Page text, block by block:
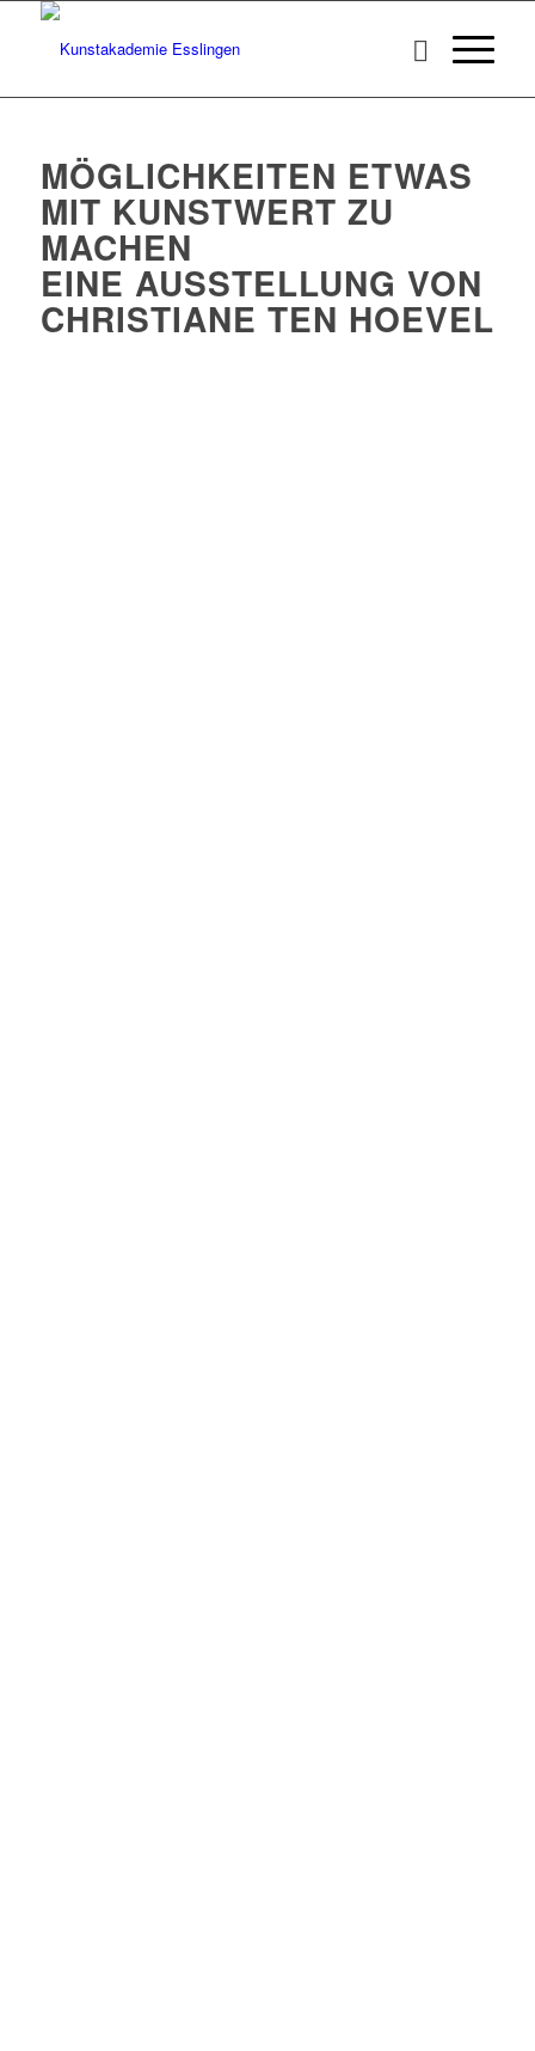
MÖGLICHKEITEN ETWAS
MIT KUNSTWERT ZU
MACHEN
EINE AUSSTELLUNG VON
CHRISTIANE TEN HOEVEL